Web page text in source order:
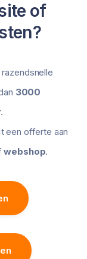
of
3000
een offerte aan
webshop.